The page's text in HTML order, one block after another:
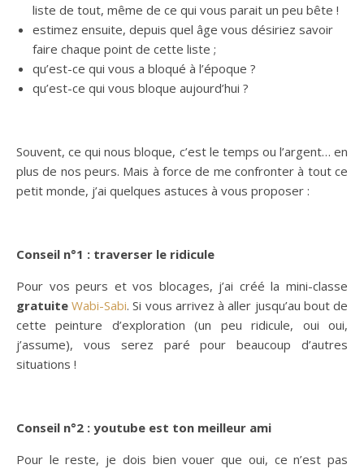
liste de tout, même de ce qui vous parait un peu bête !
estimez ensuite, depuis quel âge vous désiriez savoir
faire chaque point de cette liste ;
qu’est-ce qui vous a bloqué à l’époque ?
qu’est-ce qui vous bloque aujourd’hui ?
Souvent, ce qui nous bloque, c’est le temps ou l’argent… en
plus de nos peurs. Mais à force de me confronter à tout ce
petit monde, j’ai quelques astuces à vous proposer :
Conseil n°1 : traverser le ridicule
Pour vos peurs et vos blocages, j’ai créé la mini-classe
gratuite Wabi-Sabi. Si vous arrivez à aller jusqu’au bout de
cette peinture d’exploration (un peu ridicule, oui oui,
j’assume), vous serez paré pour beaucoup d’autres
situations !
Conseil n°2 : youtube est ton meilleur ami
Pour le reste, je dois bien vouer que oui, ce n’est pas